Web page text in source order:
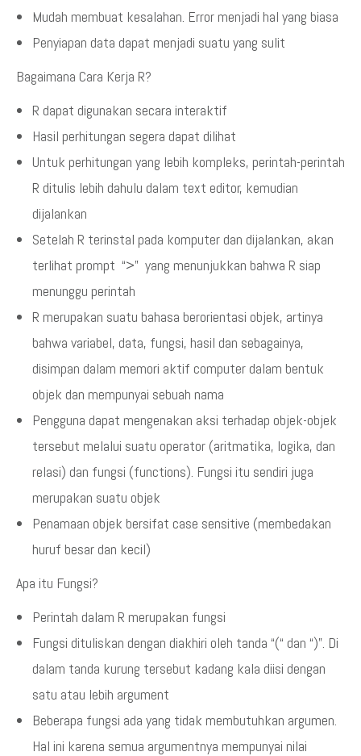
Mudah membuat kesalahan. Error menjadi hal yang biasa
Penyiapan data dapat menjadi suatu yang sulit
Bagaimana Cara Kerja R?
R dapat digunakan secara interaktif
Hasil perhitungan segera dapat dilihat
Untuk perhitungan yang lebih kompleks, perintah-perintah
R ditulis lebih dahulu dalam text editor, kemudian
dijalankan
Setelah R terinstal pada komputer dan dijalankan, akan
terlihat prompt “>” yang menunjukkan bahwa R siap
menunggu perintah
R merupakan suatu bahasa berorientasi objek, artinya
bahwa variabel, data, fungsi, hasil dan sebagainya,
disimpan dalam memori aktif computer dalam bentuk
objek dan mempunyai sebuah nama
Pengguna dapat mengenakan aksi terhadap objek-objek
tersebut melalui suatu operator (aritmatika, logika, dan
relasi) dan fungsi (functions). Fungsi itu sendiri juga
merupakan suatu objek
Penamaan objek bersifat case sensitive (membedakan
huruf besar dan kecil)
Apa itu Fungsi?
Perintah dalam R merupakan fungsi
Fungsi dituliskan dengan diakhiri oleh tanda “(“ dan “)”. Di
dalam tanda kurung tersebut kadang kala diisi dengan
satu atau lebih argument
Beberapa fungsi ada yang tidak membutuhkan argumen.
Hal ini karena semua argumentnya mempunyai nilai